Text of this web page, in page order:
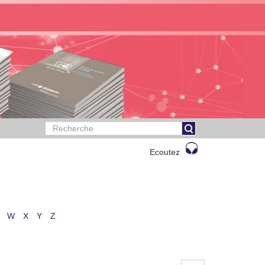
Ecoutez
W X Y Z